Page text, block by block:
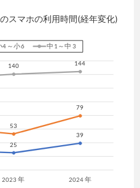
スマホの利用時間(経年変化)